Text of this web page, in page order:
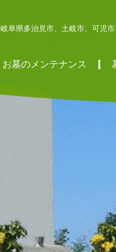
岐阜県多治見市、土岐市、可児
お墓のメンテナンス